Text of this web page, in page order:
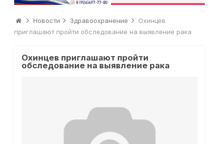
Новости Здравоохранение
Охинцев
приглашают пройти обследование на выявление рака
Охинцев приглашают пройти
обследование на выявление рака